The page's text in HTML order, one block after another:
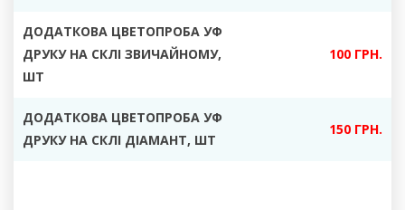
ДОДАТКОВА ЦВЕТОПРОБА УФ
ДРУКУ НА СКЛІ ЗВИЧАЙНОМУ,
ШТ
100 ГРН.
ДОДАТКОВА ЦВЕТОПРОБА УФ
ДРУКУ НА СКЛІ ДІАМАНТ, ШТ
150 ГРН.